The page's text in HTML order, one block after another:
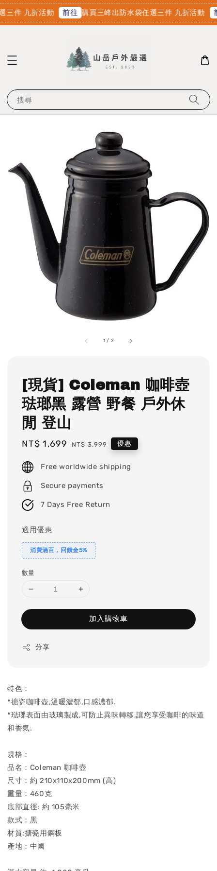
三件 九折活動 前往 購買三峰出防水袋任選三件 九折活動
搜尋
1 / 2
[現貨] Coleman 咖啡壺
琺瑯黑 露營 野餐 戶外休
閒 登山
Sale
NT$ 1,699 Regular
NT$ 3,999 優惠
Free worldwide shipping
Secure payments
7 Days Free Return
適用優惠
消費滿百，回饋金5%
數量
加入購物車
分享
特色：
*搪瓷咖啡壺,溫暖濃郁,口感濃郁.
*琺瑯表面由玻璃製成,可防止異味轉移,讓您享受咖啡的味道
和香氣.
規格：
品名：Coleman 咖啡壺
尺寸：約 210x110x200mm (高)
重量：460克
底部直徑: 約 105毫米
款式：黑
材質:搪瓷用鋼板
產地：中國